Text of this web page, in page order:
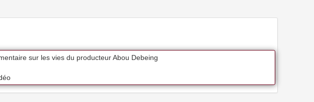
sur les vies du producteur Abou Debeing